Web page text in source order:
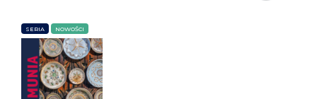
SERIA NOWOŚCI